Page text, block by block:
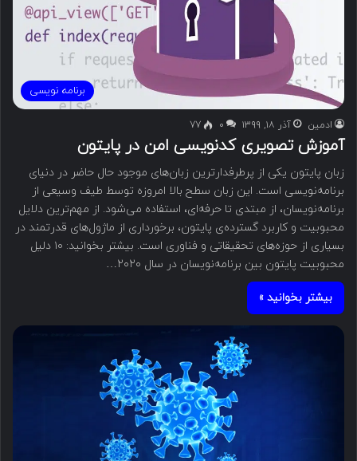
برنامه نویسی
ادمین آذر ۱۸, ۱۳۹۹ ۰ 77
آموزش تصویری کدنویسی امن در پایتون
زبان پایتون یکی از پرطرفدارترین زبان‌های موجود حال حاضر در دنیای
برنامه‌نویسی است. این زبان سطح بالا امروزه توسط طیف وسیعی از
برنامه‌نویسان، از مبتدی تا حرفه‌ای، استفاده می‌شود. از مهم‌ترین دلایل
محبوبیت و کاربرد گسترده‌ی پایتون، برخورداری از ماژول‌های قدرتمند در
بسیاری از حوزه‌های تحقیقاتی و فناوری است. بیشتر بخوانید: ۱۰ دلیل
محبوبیت پایتون بین برنامه‌نویسان در سال ۲۰۲۰…
بیشتر بخوانید »